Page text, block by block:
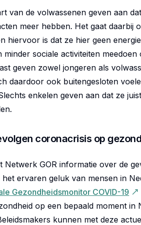
van de volwassenen geven aan
meer hebben. Het gaat daarbij
hiervoor is dat ze hier geen
sociale activiteiten
geven zowel jongeren als
daardoor ook buitengesloten
enkelen geven aan dat ze
coronacrisis op
Netwerk GOR informatie over de
ervaren geluk van mensen in
Gezondheidsmonitor COVID-19
op een bepaald moment in
kunnen met deze